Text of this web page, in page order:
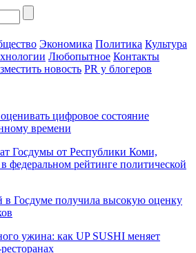
Экономика Политика Культура
Любопытное Контакты
новость PR у блогеров
цифровое состояние
времени
Госдумы от Республики Коми,
федеральном рейтинге политической
Госдуме получила высокую оценку
ужина: как UP SUSHI меняет